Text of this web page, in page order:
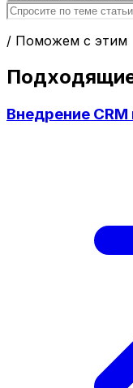
/ Поможем с этим
Внедрение